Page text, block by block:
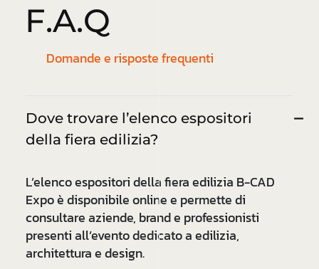
F.A.Q
Domande e risposte frequenti
Dove trovare l’elenco espositori
della fiera edilizia?
L’elenco espositori della fiera edilizia B-CAD
Expo è disponibile online e permette di
consultare aziende, brand e professionisti
presenti all’evento dedicato a edilizia,
architettura e design.